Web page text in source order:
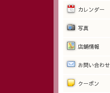
カレンダー
写真
店舗情報
お問い合わせ
クーポン